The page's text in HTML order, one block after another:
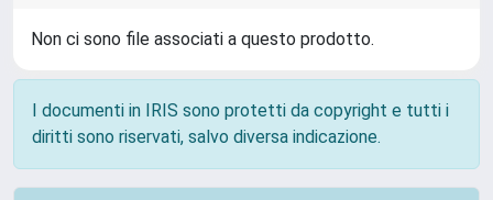
Non ci sono file associati a questo prodotto.
I documenti in IRIS sono protetti da copyright e tutti i
diritti sono riservati, salvo diversa indicazione.